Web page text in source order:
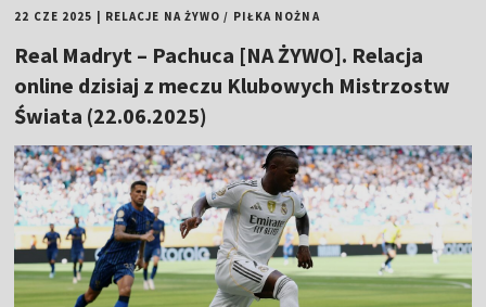
22 CZE 2025 RELACJE NA ŻYWO / PIŁKA NOŻNA
Real Madryt – Pachuca [NA ŻYWO]. Relacja
online dzisiaj z meczu Klubowych Mistrzostw
Świata (22.06.2025)